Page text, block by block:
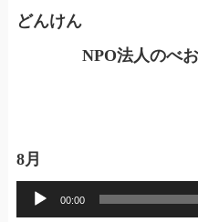
どんけん
NPO法人のべおか
8月
声
00:00